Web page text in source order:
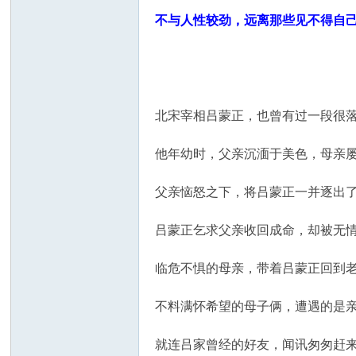
不与人性较劲，远离那些见不得自
北宋宰相吕蒙正，也曾有过一段很
他年幼时，父亲沉湎于美色，母亲
父亲恼怒之下，将吕蒙正一并逐出
吕蒙正乞求父亲收回成命，却被无
临危不惧的母亲，带着吕蒙正回到
不料满怀希望的母子俩，遭遇的是
就连吕家曾经的好友，闻讯匆匆赶